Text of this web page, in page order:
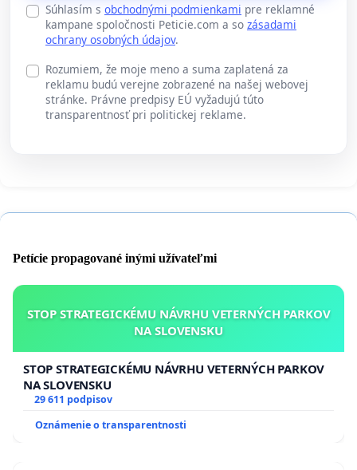
Súhlasím s obchodnými podmienkami pre reklamné
kampane spoločnosti Peticie.com a so zásadami
ochrany osobných údajov.
Rozumiem, že moje meno a suma zaplatená za
reklamu budú verejne zobrazené na našej webovej
stránke. Právne predpisy EÚ vyžadujú túto
transparentnosť pri politickej reklame.
Petície propagované inými užívateľmi
STOP STRATEGICKÉMU NÁVRHU VETERNÝCH PARKOV
NA SLOVENSKU
STOP STRATEGICKÉMU NÁVRHU VETERNÝCH PARKOV
NA SLOVENSKU
29 611 podpisov
Oznámenie o transparentnosti